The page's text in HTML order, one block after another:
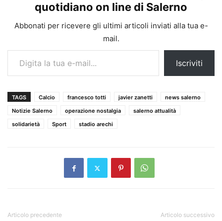
quotidiano on line di Salerno
Abbonati per ricevere gli ultimi articoli inviati alla tua e-
mail.
Digita la tua e-mail...
Iscriviti
TAGS Calcio francesco totti javier zanetti
news salerno
Notizie Salerno
operazione nostalgia
salerno attualità
solidarietà
Sport stadio arechi
Articolo precedente Articolo successivo